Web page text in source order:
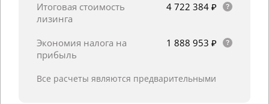
Итоговая стоимость
лизинга
4 722 384 ₽
Экономия налога на
прибыль
1 888 953 ₽
Все расчеты являются предварительными